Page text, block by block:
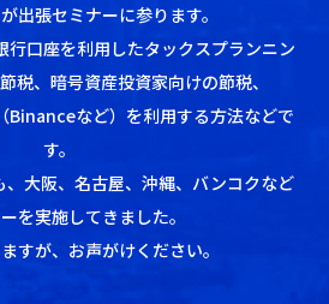
出張セミナーに参ります。
行口座を利用したタックスプランニン
税、暗号資産投資家向けの節税、
Binanceなど）を利用する方法などで
す。
、大阪、名古屋、沖縄、バンコクなど
を実施してきました。
すが、お声がけください。